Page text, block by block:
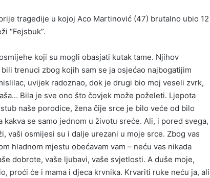
tragedije u kojoj Aco Martinović (47) brutalno ubio 12
“Fejsbuk”.
koji su mogli obasjati kutak tame. Njihov
trenuci zbog kojih sam se ja osjećao najbogatijim
uvijek radoznao, dok je drugi bio moj veseli zvrk,
Bila je sve ono što čovjek može poželeti. Ljepota
naše porodice, žena čije srce je bilo veće od bilo
se samo jednom u životu sreće. Ali, i pored svega,
vaši osmijesi su i dalje urezani u moje srce. Zbog vas
hladnom mjestu obećavam vam – neću vas nikada
dobrote, vaše ljubavi, vaše svjetlosti. A duše moje,
proći će i mama i djeca krvnika. Krvariti ruke neću ja, ali